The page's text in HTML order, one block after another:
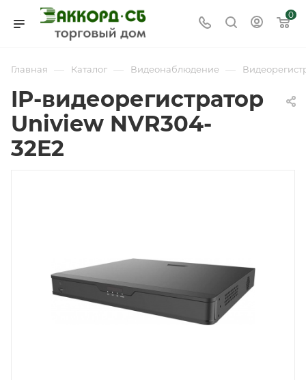
0
Главная — Каталог — Видеонаблюдение —
IP-видеорегистратор
Uniview NVR304-
32E2